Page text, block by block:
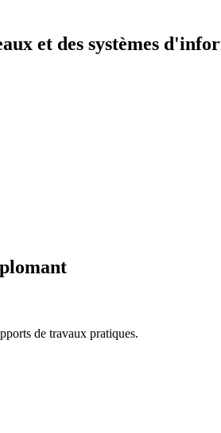
et des systèmes
de travaux pratiques.